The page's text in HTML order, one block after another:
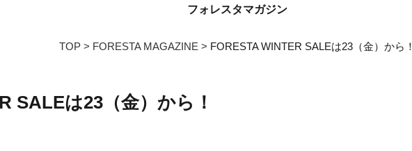
フォレスタマガジン
TOP FORESTA MAGAZINE FORESTA WINTER SALEは23（金）から！
SALEは23（金）から！